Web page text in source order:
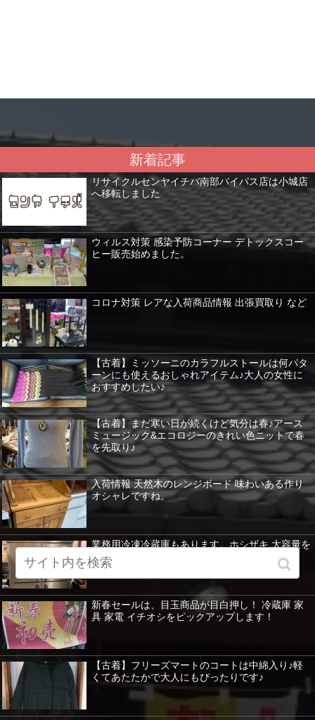
新着記事
リサイクルセンヤイチバ南部バイパス店は小城店
へ移転しました
ウィルス対策 感染予防コーナー デトックスコー
ヒー販売始めました。
コロナ対策 レアな入荷商品情報 出張買取り など
【古着】ミッソーニのカラフルストールは何パタ
ーンにも使えるおしゃれアイテム♪大人の女性に
おすすめしたい♪
【古着】まだ寒い日が続くけど気分は春♪アース
ミュージック&エコロジーのきれい色ニットで春
を先取り♪
入荷情報 天然木のレンジボード 味わいある作り
オシャレですね。
業務用冷凍冷蔵庫もあります。ホシザキ 大容量を
紹介 暖房器具など特価！
新春セールは、目玉商品が目白押し！ 冷蔵庫 家
具 家電 イチオシをピックアップします！
【古着】フリーズマートのコートは中綿入り♪軽
くてあたたかで大人にもぴったりです♪